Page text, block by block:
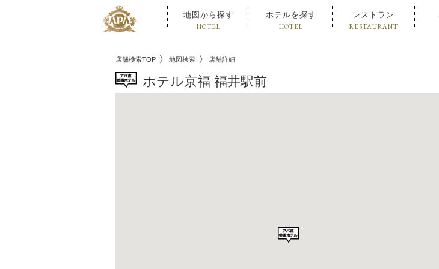
地図から探す
HOTEL
ホテルを探す
HOTEL
レストラン
RESTAURANT
店舗検索TOP 地図検索 店舗詳細
ホテル京福 福井駅前